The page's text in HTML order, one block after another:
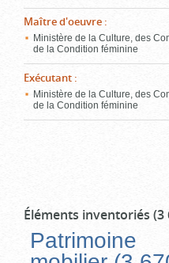
Maître d'oeuvre :
Ministère de la Culture, des
de la Condition féminine
Exécutant :
Ministère de la Culture, des
de la Condition féminine
Éléments inventoriés (3
Patrimoine